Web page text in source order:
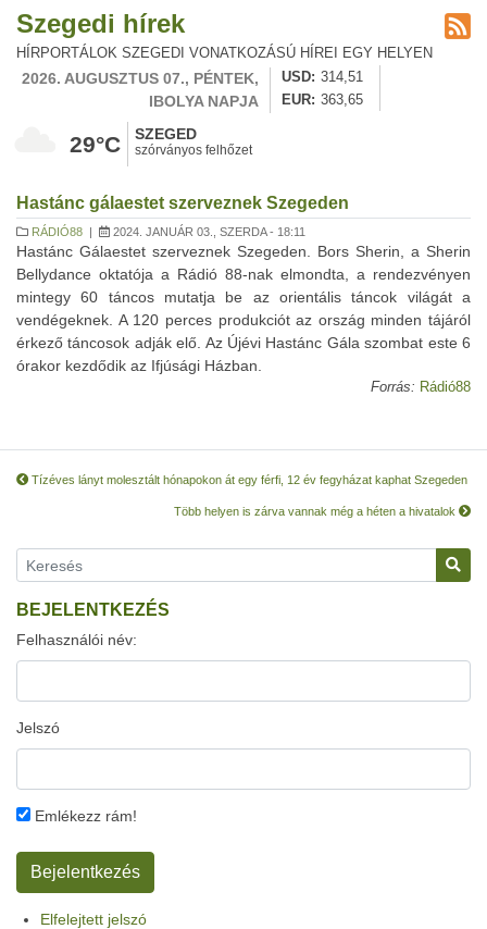
Szegedi hírek
HÍRPORTÁLOK SZEGEDI VONATKOZÁSÚ HÍREI EGY HELYEN
2026. AUGUSZTUS 07., PÉNTEK,
IBOLYA NAPJA
USD
314,51
EUR
363,65
29°C SZEGED
szórványos felhőzet
Hastánc gálaestet szerveznek Szegeden
RÁDIÓ88 | 2024. JANUÁR 03., SZERDA - 18:11
Hastánc Gálaestet szerveznek Szegeden. Bors Sherin, a Sherin
Bellydance oktatója a Rádió 88-nak elmondta, a rendezvényen
mintegy 60 táncos mutatja be az orientális táncok világát a
vendégeknek. A 120 perces produkciót az ország minden tájáról
érkező táncosok adják elő. Az Újévi Hastánc Gála szombat este 6
órakor kezdődik az Ifjúsági Házban.
Forrás: Rádió88
Tízéves lányt molesztált hónapokon át egy férfi, 12 év fegyházat kaphat Szegeden
Több helyen is zárva vannak még a héten a hivatalok
BEJELENTKEZÉS
Felhasználói név:
Jelszó
Emlékezz rám!
Elfelejtett jelszó